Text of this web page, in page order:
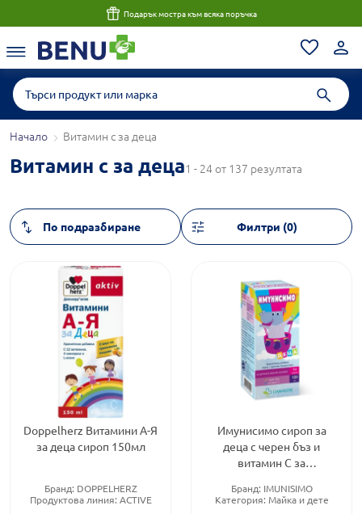
Подарък мостра към всяка поръчка
Начало Витамин с за деца
Витамин с за деца1 - 24 от 137 резултата
Филтри (0)
Doppelherz Витамини А-Я
за деца сироп 150мл
Бранд: DOPPELHERZ
Продуктова линия: ACTIVE
Имунисимо сироп за
деца с черен бъз и
витамин С за
имунитета 120 мл
Бранд: IMUNISIMO
Категория: Майка и дете